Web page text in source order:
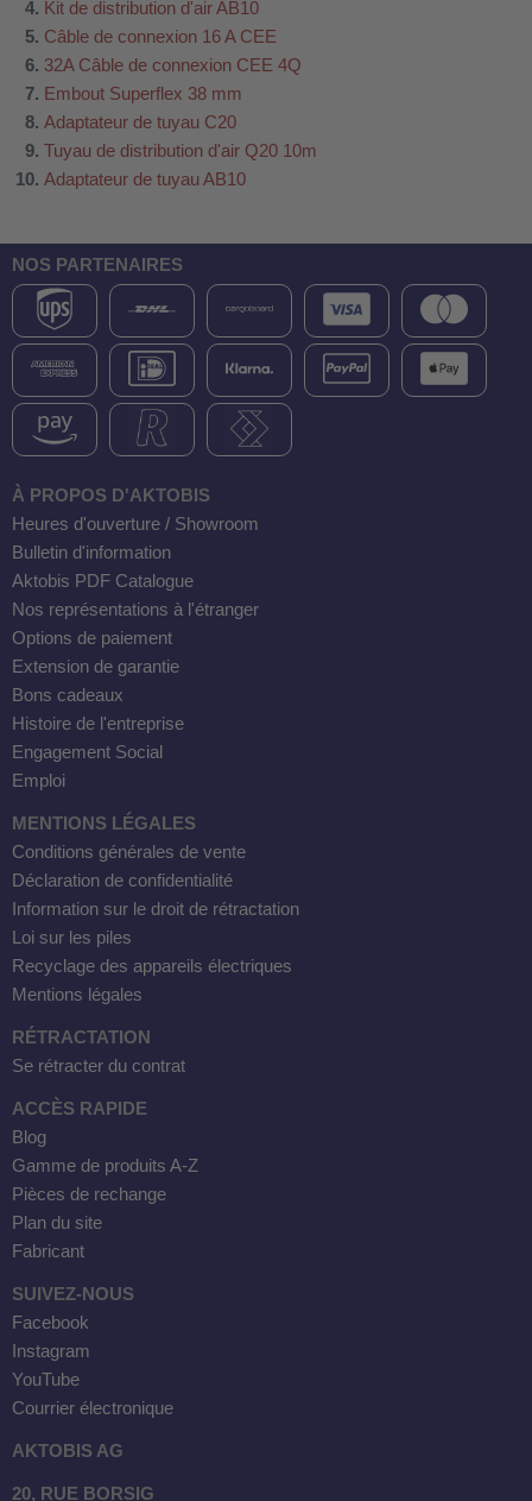
Kit de distribution d'air AB10
Câble de connexion 16 A CEE
32A Câble de connexion CEE 4Q
Embout Superflex 38 mm
Adaptateur de tuyau C20
Tuyau de distribution d'air Q20 10m
Adaptateur de tuyau AB10
NOS PARTENAIRES
À PROPOS D'AKTOBIS
Heures d'ouverture / Showroom
Bulletin d'information
Aktobis PDF Catalogue
Nos représentations à l'étranger
Options de paiement
Extension de garantie
Bons cadeaux
Histoire de l'entreprise
Engagement Social
Emploi
MENTIONS LÉGALES
Conditions générales de vente
Déclaration de confidentialité
Information sur le droit de rétractation
Loi sur les piles
Recyclage des appareils électriques
Mentions légales
RÉTRACTATION
Se rétracter du contrat
ACCÈS RAPIDE
Blog
Gamme de produits A-Z
Pièces de rechange
Plan du site
Fabricant
SUIVEZ-NOUS
Facebook
Instagram
YouTube
Courrier électronique
AKTOBIS AG
20, RUE BORSIG